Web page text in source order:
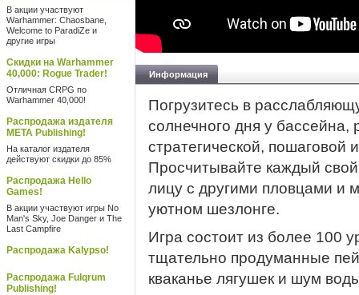
В акции участвуют
Warhammer: Chaosbane,
Welcome to ParadiZe и
другие игры
Скидки на Warhammer
40,000: Rogue Trader!
Отличная CRPG по
Warhammer 40,000!
Распродажа издателя
META Publishing!
На каталог издателя
действуют скидки до 85%
Распродажа Hello
Games!
В акции участвуют игры No
Man's Sky, Joe Danger и The
Last Campfire
Распродажа Kalypso!
Распродажа Fulqrum
Publishing!
Информация
Погрузитесь в
солнечного дня у
стратегической, пошаговой
Просчитывайте каждый
лицу с другими пловцами и
уютном шезлонге.
Игра состоит из более 100
тщательно продуманные
кваканье лягушек и шум